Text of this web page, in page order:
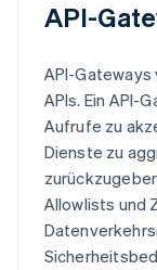
API-
API-
APIs. Ein API-
Aufrufe zu
Dienste zu
Allowlists und